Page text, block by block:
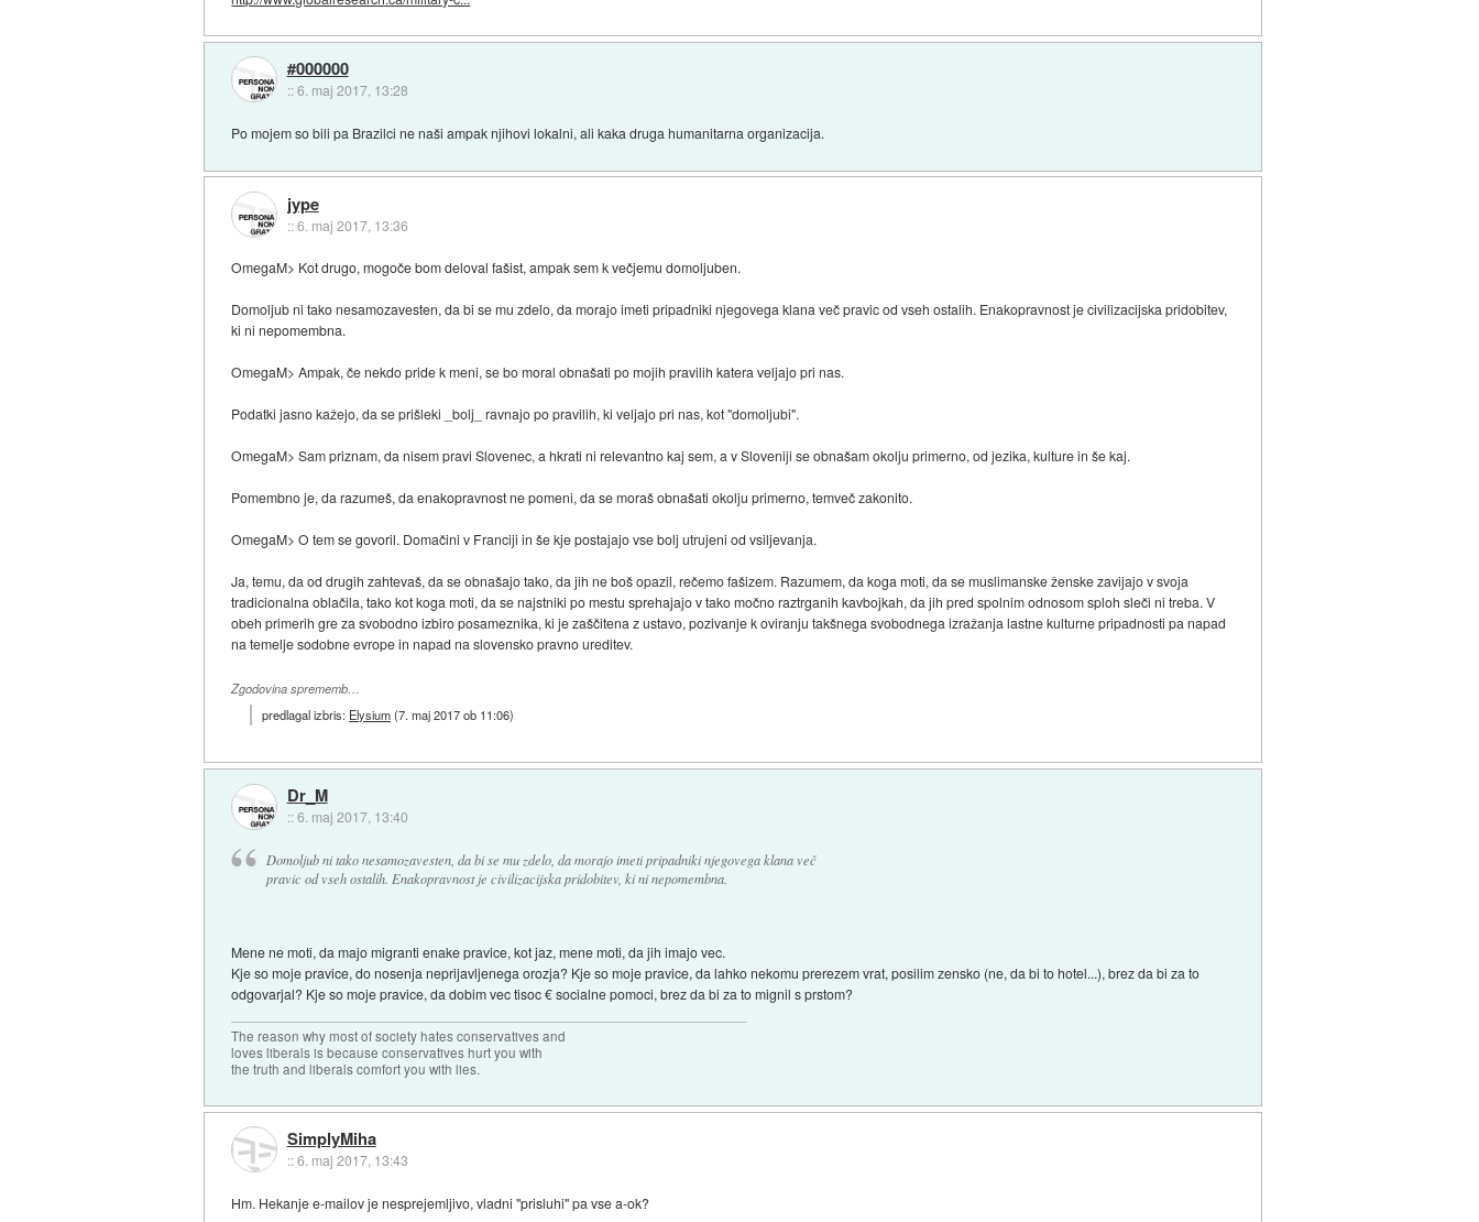
#000000
::6. maj 2017, 13:28
Po mojem so bili pa Brazilci ne naši ampak njihovi lokalni, ali kaka druga humanitarna organizacija.
jype
::6. maj 2017, 13:36
OmegaM> Kot drugo, mogoče bom deloval fašist, ampak sem k večjemu domoljuben.
Domoljub ni tako nesamozavesten, da bi se mu zdelo, da morajo imeti pripadniki njegovega klana več pravic od vseh ostalih. Enakopravnost je civilizacijska pridobitev,
ki ni nepomembna.
OmegaM> Ampak, če nekdo pride k meni, se bo moral obnašati po mojih pravilih katera veljajo pri nas.
Podatki jasno kažejo, da se prišleki _bolj_ ravnajo po pravilih, ki veljajo pri nas, kot "domoljubi".
OmegaM> Sam priznam, da nisem pravi Slovenec, a hkrati ni relevantno kaj sem, a v Sloveniji se obnašam okolju primerno, od jezika, kulture in še kaj.
Pomembno je, da razumeš, da enakopravnost ne pomeni, da se moraš obnašati okolju primerno, temveč zakonito.
OmegaM> O tem se govoril. Domačini v Franciji in še kje postajajo vse bolj utrujeni od vsiljevanja.
Ja, temu, da od drugih zahtevaš, da se obnašajo tako, da jih ne boš opazil, rečemo fašizem. Razumem, da koga moti, da se muslimanske ženske zavijajo v svoja
tradicionalna oblačila, tako kot koga moti, da se najstniki po mestu sprehajajo v tako močno raztrganih kavbojkah, da jih pred spolnim odnosom sploh sleči ni treba. V
obeh primerih gre za svobodno izbiro posameznika, ki je zaščitena z ustavo, pozivanje k oviranju takšnega svobodnega izražanja lastne kulturne pripadnosti pa napad
na temelje sodobne evrope in napad na slovensko pravno ureditev.
Zgodovina sprememb…
predlagal izbris: Elysium(7. maj 2017 ob 11:06)
Dr_M
::6. maj 2017, 13:40
Domoljub ni tako nesamozavesten, da bi se mu zdelo, da morajo imeti pripadniki njegovega klana več
pravic od vseh ostalih. Enakopravnost je civilizacijska pridobitev, ki ni nepomembna.
Mene ne moti, da majo migranti enake pravice, kot jaz, mene moti, da jih imajo vec.
Kje so moje pravice, do nosenja neprijavljenega orozja? Kje so moje pravice, da lahko nekomu prerezem vrat, posilim zensko (ne, da bi to hotel...), brez da bi za to
odgovarjal? Kje so moje pravice, da dobim vec tisoc € socialne pomoci, brez da bi za to mignil s prstom?
The reason why most of society hates conservatives and
loves liberals is because conservatives hurt you with
the truth and liberals comfort you with lies.
SimplyMiha
::6. maj 2017, 13:43
Hm. Hekanje e-mailov je nesprejemljivo, vladni "prisluhi" pa vse a-ok?